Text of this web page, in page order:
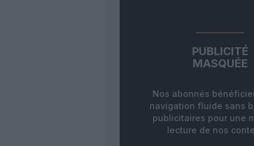
PUBLICITÉ
MASQUÉE
Nos abonnés
navigation fluide sans
publicitaires pour une
lecture de nos